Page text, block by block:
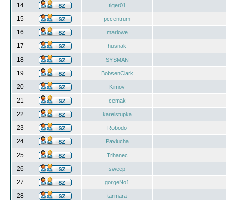
14 tiger01
15 pccentrum
16 marlowe
17 husnak
18 SYSMAN
19 BobsenClark
20 Kimov
21 cemak
22 karelstupka
23 Robodo
24 Pavlucha
25 Trhanec
26 sweep
27 gorgeNo1
28 tarmara